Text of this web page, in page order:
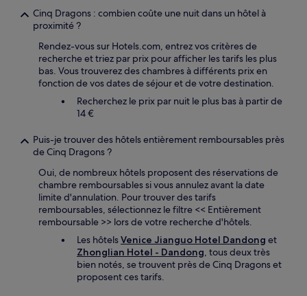
Cinq Dragons : combien coûte une nuit dans un hôtel à
proximité ?
Rendez-vous sur Hotels.com, entrez vos critères de
recherche et triez par prix pour afficher les tarifs les plus
bas. Vous trouverez des chambres à différents prix en
fonction de vos dates de séjour et de votre destination.
Recherchez le prix par nuit le plus bas à partir de
14 €
Puis-je trouver des hôtels entièrement remboursables près
de Cinq Dragons ?
Oui, de nombreux hôtels proposent des réservations de
chambre remboursables si vous annulez avant la date
limite d'annulation. Pour trouver des tarifs
remboursables, sélectionnez le filtre << Entièrement
remboursable >> lors de votre recherche d'hôtels.
Les hôtelsVenice Jianguo Hotel Dandong et
Zhonglian Hotel - Dandong, tous deux très
bien notés, se trouvent près de Cinq Dragons et
proposent ces tarifs.